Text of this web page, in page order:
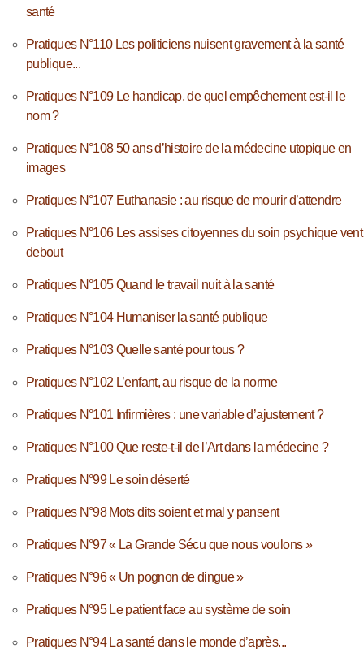
santé
Pratiques N°110 Les politiciens nuisent gravement à la santé
publique...
Pratiques N°109 Le handicap, de quel empêchement est-il le
nom ?
Pratiques N°108 50 ans d’histoire de la médecine utopique en
images
Pratiques N°107 Euthanasie : au risque de mourir d’attendre
Pratiques N°106 Les assises citoyennes du soin psychique vent
debout
Pratiques N°105 Quand le travail nuit à la santé
Pratiques N°104 Humaniser la santé publique
Pratiques N°103 Quelle santé pour tous ?
Pratiques N°102 L’enfant, au risque de la norme
Pratiques N°101 Infirmières : une variable d’ajustement ?
Pratiques N°100 Que reste-t-il de l’Art dans la médecine ?
Pratiques N°99 Le soin déserté
Pratiques N°98 Mots dits soient et mal y pansent
Pratiques N°97 « La Grande Sécu que nous voulons »
Pratiques N°96 « Un pognon de dingue »
Pratiques N°95 Le patient face au système de soin
Pratiques N°94 La santé dans le monde d’après...